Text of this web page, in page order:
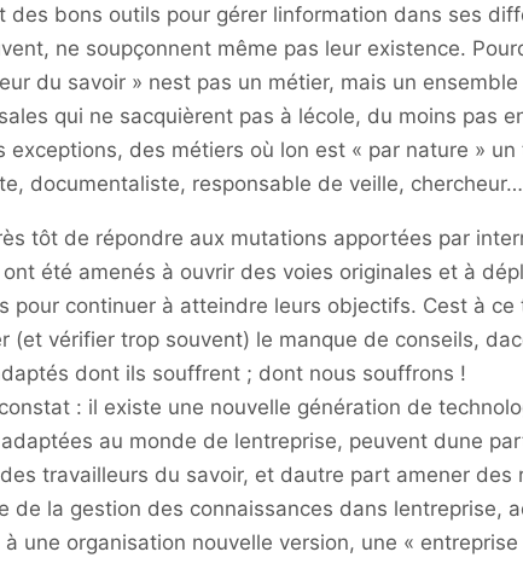
des bons outils pour gérer linformation dans ses
ne soupçonnent même pas leur existence.
du savoir » nest pas un métier, mais un
qui ne sacquièrent pas à lécole, du moins pas
exceptions, des métiers où lon est « par nature »
documentaliste, responsable de veille, chercheur…
tôt de répondre aux mutations apportées par
été amenés à ouvrir des voies originales et à
pour continuer à atteindre leurs objectifs. Cest à ce
(et vérifier trop souvent) le manque de conseils,
dont ils souffrent ; dont nous souffrons !
: il existe une nouvelle génération de
au monde de lentreprise, peuvent dune
travailleurs du savoir, et dautre part amener des
de la gestion des connaissances dans lentreprise,
à une organisation nouvelle version, une « entreprise